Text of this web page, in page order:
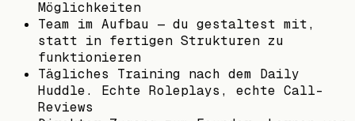
Möglichkeiten
Team im Aufbau — du gestaltest mit,
statt in fertigen Strukturen zu
funktionieren
Tägliches Training nach dem Daily
Huddle. Echte Roleplays, echte Call-
Reviews